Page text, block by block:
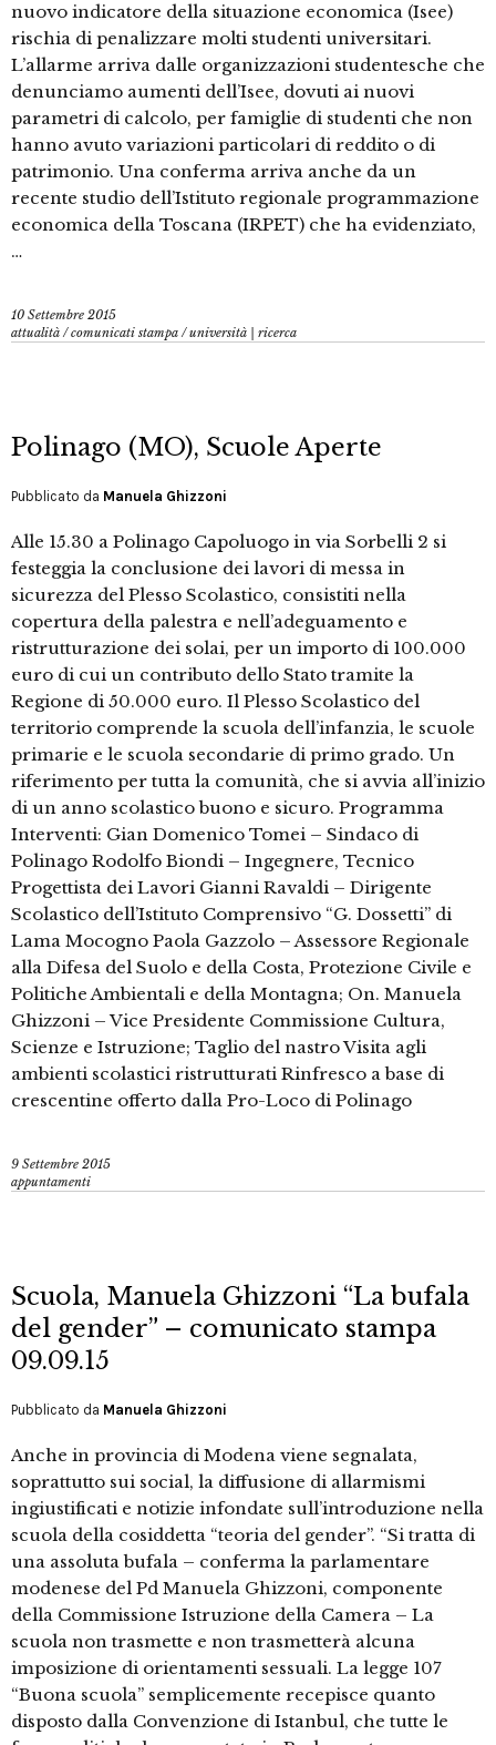
nuovo indicatore della situazione economica (Isee)
rischia di penalizzare molti studenti universitari.
L’allarme arriva dalle organizzazioni studentesche che
denunciamo aumenti dell’Isee, dovuti ai nuovi
parametri di calcolo, per famiglie di studenti che non
hanno avuto variazioni particolari di reddito o di
patrimonio. Una conferma arriva anche da un
recente studio dell’Istituto regionale programmazione
economica della Toscana (IRPET) che ha evidenziato,
…
10 Settembre 2015
attualità /comunicati stampa /università | ricerca
Polinago (MO), Scuole Aperte
Pubblicato da Manuela Ghizzoni
Alle 15.30 a Polinago Capoluogo in via Sorbelli 2 si
festeggia la conclusione dei lavori di messa in
sicurezza del Plesso Scolastico, consistiti nella
copertura della palestra e nell’adeguamento e
ristrutturazione dei solai, per un importo di 100.000
euro di cui un contributo dello Stato tramite la
Regione di 50.000 euro. Il Plesso Scolastico del
territorio comprende la scuola dell’infanzia, le scuole
primarie e le scuola secondarie di primo grado. Un
riferimento per tutta la comunità, che si avvia all’inizio
di un anno scolastico buono e sicuro. Programma
Interventi: Gian Domenico Tomei – Sindaco di
Polinago Rodolfo Biondi – Ingegnere, Tecnico
Progettista dei Lavori Gianni Ravaldi – Dirigente
Scolastico dell’Istituto Comprensivo “G. Dossetti” di
Lama Mocogno Paola Gazzolo – Assessore Regionale
alla Difesa del Suolo e della Costa, Protezione Civile e
Politiche Ambientali e della Montagna; On. Manuela
Ghizzoni – Vice Presidente Commissione Cultura,
Scienze e Istruzione; Taglio del nastro Visita agli
ambienti scolastici ristrutturati Rinfresco a base di
crescentine offerto dalla Pro-Loco di Polinago
9 Settembre 2015
appuntamenti
Scuola, Manuela Ghizzoni “La bufala
del gender” – comunicato stampa
09.09.15
Pubblicato da Manuela Ghizzoni
Anche in provincia di Modena viene segnalata,
soprattutto sui social, la diffusione di allarmismi
ingiustificati e notizie infondate sull’introduzione nella
scuola della cosiddetta “teoria del gender”. “Si tratta di
una assoluta bufala – conferma la parlamentare
modenese del Pd Manuela Ghizzoni, componente
della Commissione Istruzione della Camera – La
scuola non trasmette e non trasmetterà alcuna
imposizione di orientamenti sessuali. La legge 107
“Buona scuola” semplicemente recepisce quanto
disposto dalla Convenzione di Istanbul, che tutte le